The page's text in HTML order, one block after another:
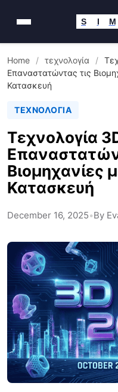
S I M
Home / τεχνολογία /
Επαναστατώντας τις
Κατασκευή
ΤΕΧΝΟΛΟΓΊΑ
Τεχνολογία
Βιομηχανίες
Κατασκευή
December 16, 2025•By